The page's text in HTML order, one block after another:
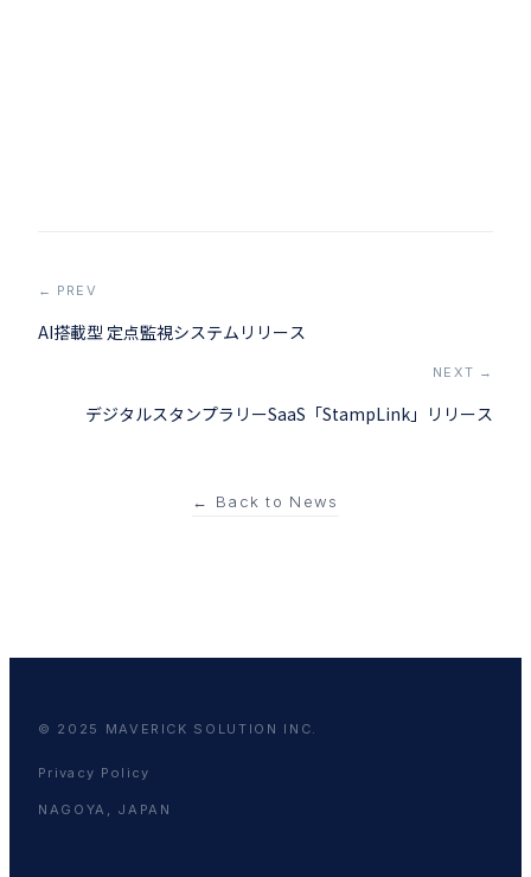
← PREV
AI搭載型 定点監視システムリリース
NEXT →
デジタルスタンプラリーSaaS「StampLink」リリース
← Back to News
© 2025 MAVERICK SOLUTION INC.
Privacy Policy
NAGOYA, JAPAN